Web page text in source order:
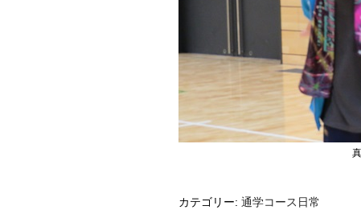
真剣サー
カテゴリー: 通学コース日常